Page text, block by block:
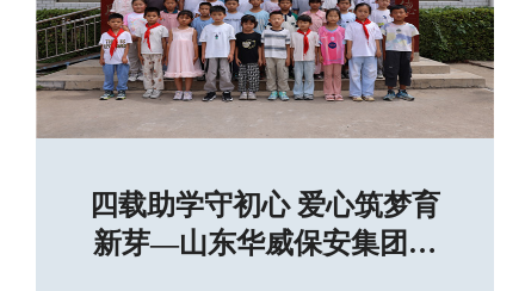
四载助学守初心 爱心筑梦育
新芽—山东华威保安集团连